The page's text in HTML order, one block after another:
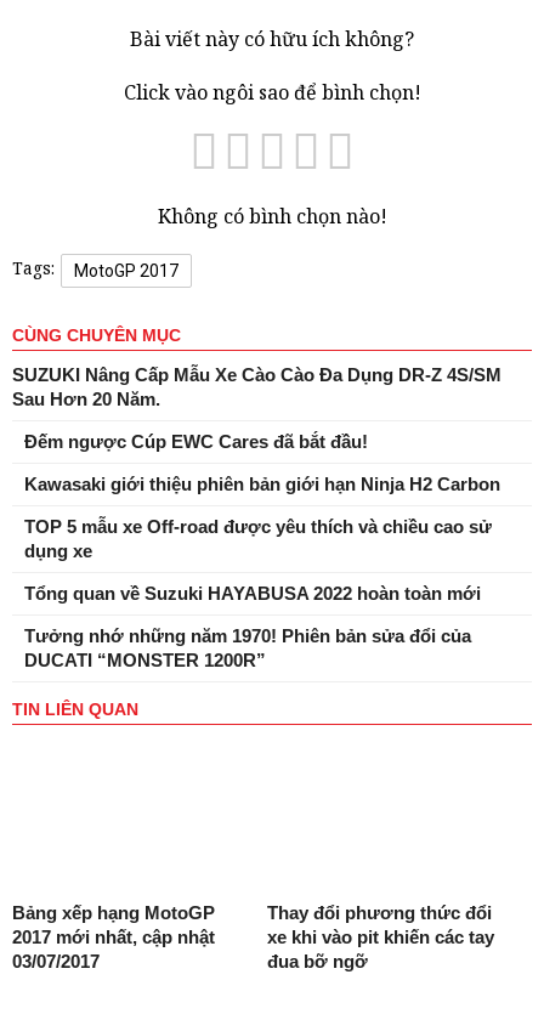
Bài viết này có hữu ích không?
Click vào ngôi sao để bình chọn!
Không có bình chọn nào!
Tags: MotoGP 2017
CÙNG CHUYÊN MỤC
SUZUKI Nâng Cấp Mẫu Xe Cào Cào Đa Dụng DR-Z 4S/SM
Sau Hơn 20 Năm.
Đếm ngược Cúp EWC Cares đã bắt đầu!
Kawasaki giới thiệu phiên bản giới hạn Ninja H2 Carbon
TOP 5 mẫu xe Off-road được yêu thích và chiều cao sử
dụng xe
Tổng quan về Suzuki HAYABUSA 2022 hoàn toàn mới
Tưởng nhớ những năm 1970! Phiên bản sửa đổi của
DUCATI “MONSTER 1200R”
TIN LIÊN QUAN
Bảng xếp hạng MotoGP
2017 mới nhất, cập nhật
03/07/2017
Thay đổi phương thức đổi
xe khi vào pit khiến các tay
đua bỡ ngỡ